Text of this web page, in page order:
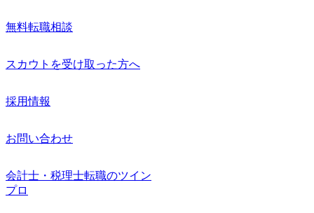
無料転職相談
スカウトを受け取った方へ
採用情報
お問い合わせ
会計士・税理士転職のツイン
プロ